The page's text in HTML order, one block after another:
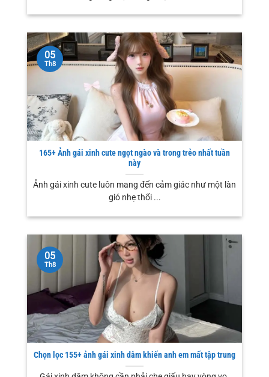
165+ Ảnh gái xinh cute ngọt ngào và trong trẻo nhất tuần
này
Ảnh gái xinh cute luôn mang đến cảm giác như một làn
gió nhẹ thổi ...
05
Th8
Chọn lọc 155+ ảnh gái xinh dâm khiến anh em mất tập trung
05
Th8